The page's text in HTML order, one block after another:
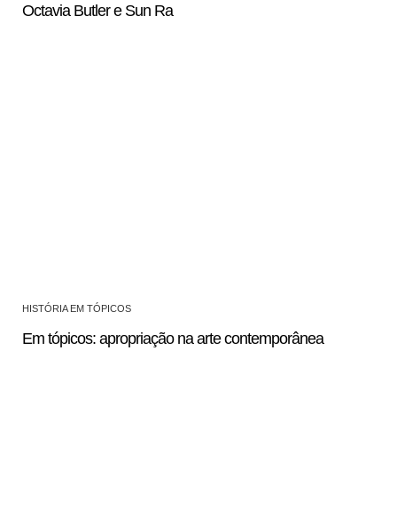
Octavia Butler e Sun Ra
HISTÓRIA EM TÓPICOS
Em tópicos: apropriação na arte contemporânea